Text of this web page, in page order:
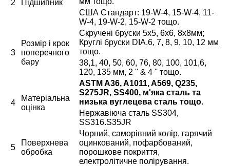
2 Підшипник
США Стандарт: 19-W-4, 15-W-4, 11-
W-4, 19-W-2, 15-W-2 тощо.
3
Розмір і крок
поперечного
бару
Скручені бруски 5x5, 6x6, 8х8мм;
Круглі бруски DIA.6, 7, 8, 9, 10, 12 мм
тощо.
38,1, 40, 50, 60, 76, 80, 100, 101,6,
120, 135 мм, 2 '' & 4 '' тощо.
4
Матеріальна
оцінка
ASTM A36, A1011, A569, Q235,
S275JR, SS400, м'яка сталь та
низька вуглецева сталь тощо.
Нержавіюча сталь SS304,
SS316.S35JR
5
Поверхнева
обробка
Чорний, саморівний колір, гарячий
оцинкований, пофарбований,
порошкове покриття,
електролітичне полірування.